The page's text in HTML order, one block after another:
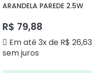
ARANDELA PAREDE 2.5W
R$ 79,88
Em até 3x de R$ 26,63
sem juros